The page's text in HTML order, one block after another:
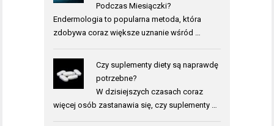
Podczas Miesiączki?
Endermologia to popularna metoda, która
zdobywa coraz większe uznanie wśród …
Czy suplementy diety są naprawdę
potrzebne?
W dzisiejszych czasach coraz
więcej osób zastanawia się, czy suplementy …